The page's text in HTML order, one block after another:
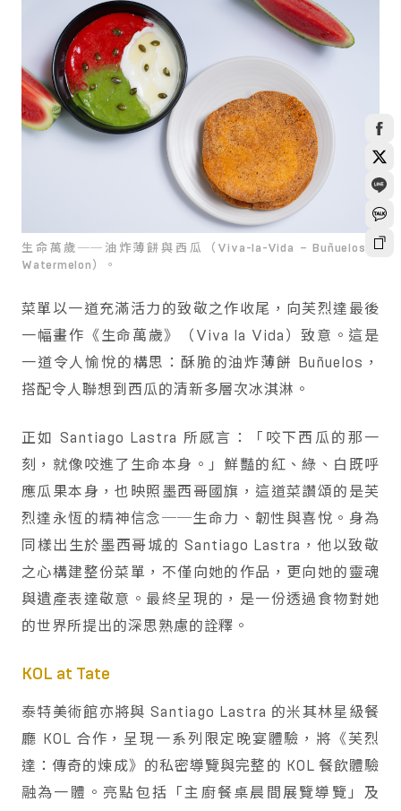
生命萬歲──油炸薄餅與西瓜（Viva-la-Vida – Buñuelos &
Watermelon）。
菜單以一道充滿活力的致敬之作收尾，向芙烈達最後
一幅畫作《生命萬歲》（Viva la Vida）致意。這是
一道令人愉悅的構思：酥脆的油炸薄餅 Buñuelos，
搭配令人聯想到西瓜的清新多層次冰淇淋。
正如 Santiago Lastra 所感言：「咬下西瓜的那一
刻，就像咬進了生命本身。」鮮豔的紅、綠、白既呼
應瓜果本身，也映照墨西哥國旗，這道菜讚頌的是芙
烈達永恆的精神信念──生命力、韌性與喜悅。身為
同樣出生於墨西哥城的 Santiago Lastra，他以致敬
之心構建整份菜單，不僅向她的作品，更向她的靈魂
與遺產表達敬意。最終呈現的，是一份透過食物對她
的世界所提出的深思熟慮的詮釋。
KOL at Tate
泰特美術館亦將與 Santiago Lastra 的米其林星級餐
廳 KOL 合作，呈現一系列限定晚宴體驗，將《芙烈
達：傳奇的煉成》的私密導覽與完整的 KOL 餐飲體驗
融為一體。亮點包括「主廚餐桌晨間展覽導覽」及